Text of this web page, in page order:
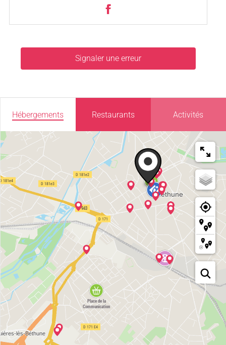
Signaler une erreur
Hébergements Restaurants Activités